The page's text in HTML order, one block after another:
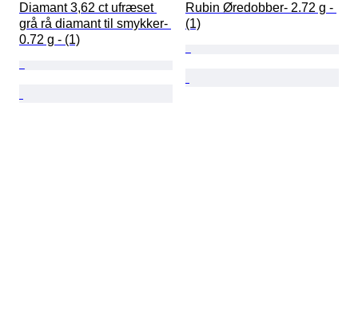
Diamant 3,62 ct ufræset
grå rå diamant til smykker-
0.72 g - (1)
Rubin Øredobber- 2.72 g -
(1)